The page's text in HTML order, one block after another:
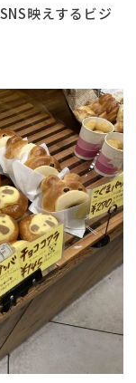
映えするビジ